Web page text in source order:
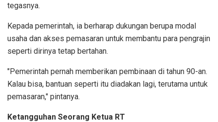
tegasnya.
Kepada pemerintah, ia berharap dukungan berupa modal
usaha dan akses pemasaran untuk membantu para pengrajin
seperti dirinya tetap bertahan.
"Pemerintah pernah memberikan pembinaan di tahun 90-an.
Kalau bisa, bantuan seperti itu diadakan lagi, terutama untuk
pemasaran," pintanya.
Ketangguhan Seorang Ketua RT